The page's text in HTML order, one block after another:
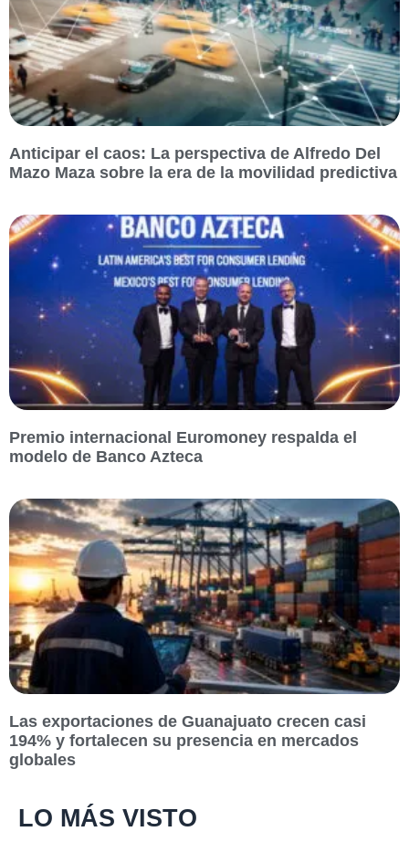
Anticipar el caos: La perspectiva de Alfredo Del
Mazo Maza sobre la era de la movilidad predictiva
Premio internacional Euromoney respalda el
modelo de Banco Azteca
Las exportaciones de Guanajuato crecen casi
194% y fortalecen su presencia en mercados
globales
LO MÁS VISTO